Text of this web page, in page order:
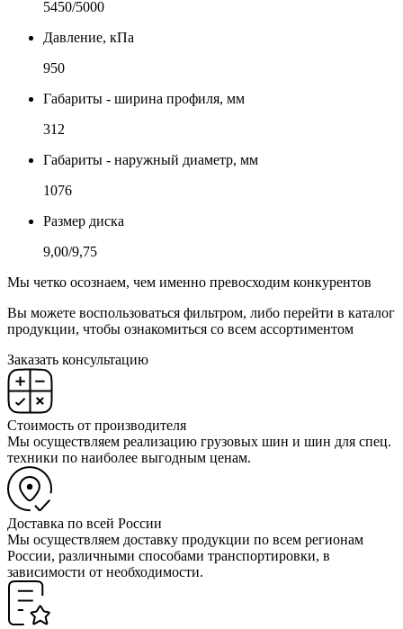
5450/5000
Давление, кПа
950
Габариты - ширина профиля, мм
312
Габариты - наружный диаметр, мм
1076
Размер диска
9,00/9,75
Мы четко осознаем, чем именно превосходим конкурентов
Вы можете воспользоваться фильтром, либо перейти в каталог
продукции, чтобы ознакомиться со всем ассортиментом
Заказать консультацию
Стоимость от производителя
Мы осуществляем реализацию грузовых шин и шин для спец.
техники по наиболее выгодным ценам.
Доставка по всей России
Мы осуществляем доставку продукции по всем регионам
России, различными способами транспортировки, в
зависимости от необходимости.